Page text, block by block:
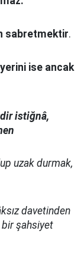
sabretmektir.
ise ancak
istiğnâ,
uzak durmak,
davetinden
bir şahsiyet